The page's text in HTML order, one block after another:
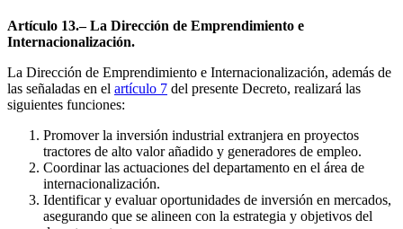
Artículo 13.– La Dirección de Emprendimiento e
Internacionalización.
La Dirección de Emprendimiento e Internacionalización, además de
las señaladas en el artículo 7 del presente Decreto, realizará las
siguientes funciones:
Promover la inversión industrial extranjera en proyectos
tractores de alto valor añadido y generadores de empleo.
Coordinar las actuaciones del departamento en el área de
internacionalización.
Identificar y evaluar oportunidades de inversión en mercados,
asegurando que se alineen con la estrategia y objetivos del